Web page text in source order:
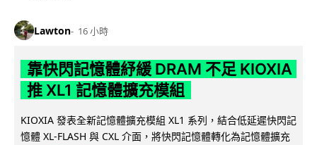
Lawton 16 小時
靠快閃記憶體紓緩 DRAM 不足 KIOXIA
推 XL1 記憶體擴充模組
KIOXIA 發表全新記憶體擴充模組 XL1 系列，結合低延遲快閃記
憶體 XL-FLASH 與 CXL 介面，將快閃記憶體轉化為記憶體擴充